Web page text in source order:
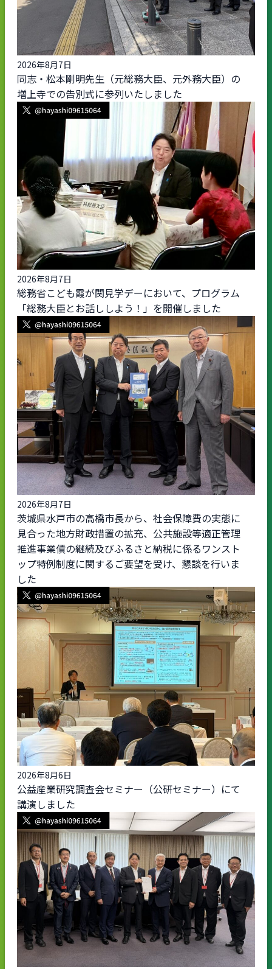
2026年8月7日
同志・松本剛明先生（元総務大臣、元外務大臣）の
増上寺での告別式に参列いたしました
2026年8月7日
総務省こども霞が関見学デーにおいて、プログラム
「総務大臣とお話ししよう！」を開催しました
2026年8月7日
茨城県水戸市の高橋市長から、社会保障費の実態に
見合った地方財政措置の拡充、公共施設等適正管理
推進事業債の継続及びふるさと納税に係るワンスト
ップ特例制度に関するご要望を受け、懇談を行いま
した
2026年8月6日
公益産業研究調査会セミナー（公研セミナー）にて
講演しました